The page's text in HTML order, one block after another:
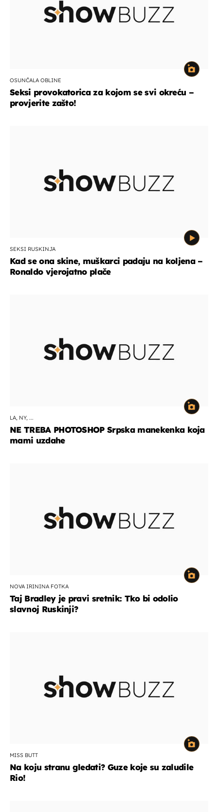
OSUNČALA OBLINE
Seksi provokatorica za kojom se svi okreću –
provjerite zašto!
SEKSI RUSKINJA
Kad se ona skine, muškarci padaju na koljena –
Ronaldo vjerojatno plače
LA, NY, ...
NE TREBA PHOTOSHOP Srpska manekenka koja
mami uzdahe
NOVA IRININA FOTKA
Taj Bradley je pravi sretnik: Tko bi odolio
slavnoj Ruskinji?
MISS BUTT
Na koju stranu gledati? Guze koje su zaludile
Rio!